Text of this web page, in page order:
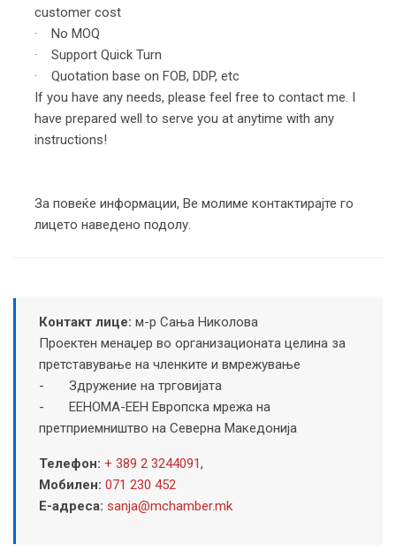
customer cost
· No MOQ
· Support Quick Turn
· Quotation base on FOB, DDP, etc
If you have any needs, please feel free to contact me. I
have prepared well to serve you at anytime with any
instructions!
За повеќе информации, Ве молиме контактирајте го
лицето наведено подолу.
Контакт лице: м-р Сања Николова
Проектен менаџер во организационата целина за
претставување на членките и вмрежување
- Здружение на трговијата
- ЕЕНОМА-EEН Европска мрежа на
претприемништво на Северна Македонија
Телефон: + 389 2 3244091,
Мобилен: 071 230 452
Е-адреса: sanja@mchamber.mk